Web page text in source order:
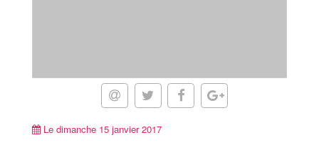
Le dimanche 15 janvier 2017